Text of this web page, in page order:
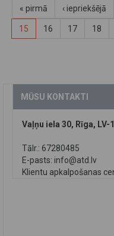
« pirmā ‹ iepriekšējā
15 16 17 18
MŪSU KONTAKTI
Vaļņu iela 30, Rīga, LV-
Tālr.: 67280485
E-pasts: info@atd.lv
Klientu apkalpošanas